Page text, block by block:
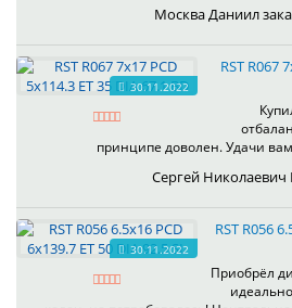
Москва Даниил
30.11.2022
RST R067
принципе доволен. Удачи
Сергей
30.11.2022
RST R056
Приобрёл